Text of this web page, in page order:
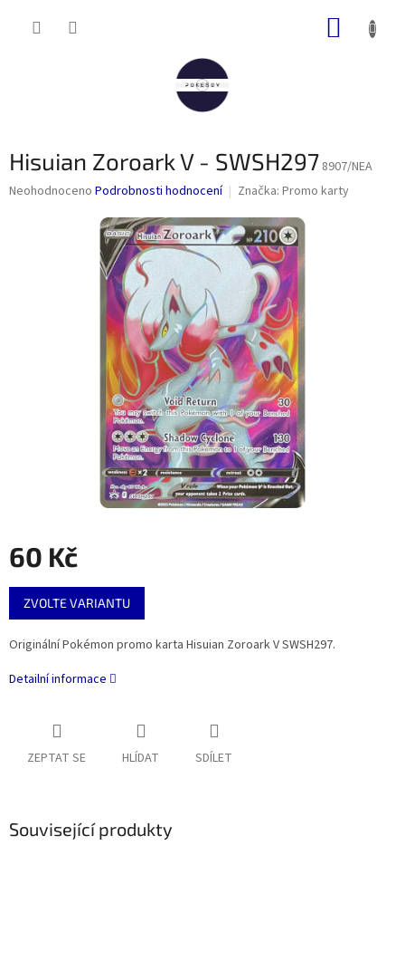
Hisuian Zoroark V - SWSH297 8907/NEA
Průměrné
Neohodnoceno Podrobnosti hodnocení Značka: Promo karty
60 Kč
Měrná
cena:
ZVOLTE VARIANTU
Originální Pokémon promo karta Hisuian Zoroark V SWSH297.
Detailní informace
ZEPTAT SE HLÍDAT SDÍLET
Související produkty